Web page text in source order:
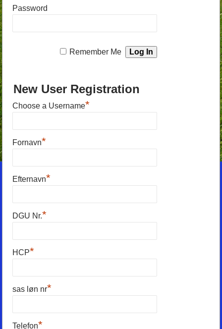
Password
Remember Me
New User Registration
Choose a Username*
Fornavn*
Efternavn*
DGU Nr.*
HCP*
sas løn nr*
Telefon*